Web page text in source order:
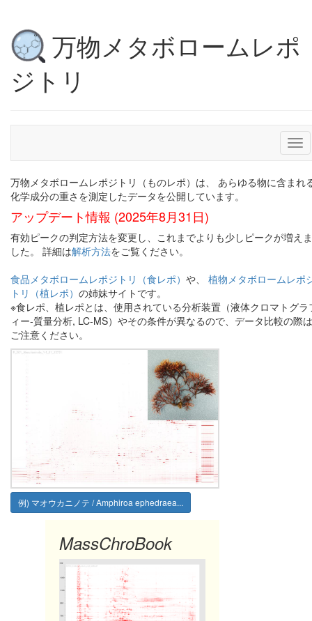
万物メタボロームレポ
ジトリ
万物メタボロームレポジトリ（ものレポ）は、 あらゆる物に含まれ
化学成分の重さを測定したデータを公開しています。
アップデート情報 (2025年8月31日)
有効ピークの判定方法を変更し、これまでよりも少しピークが増えま
した。 詳細は解析方法をご覧ください。
食品メタボロームレポジトリ（食レポ） や、 植物メタボロームレポ
トリ（植レポ） の姉妹サイトです。
※食レポ、植レポとは、使用されている分析装置（液体クロマトグラ
ィー-質量分析, LC-MS）やその条件が異なるので、データ比較の際は
ご注意ください。
例) マオウカニノテ / Amphiroa ephedraea...
MassChroBook